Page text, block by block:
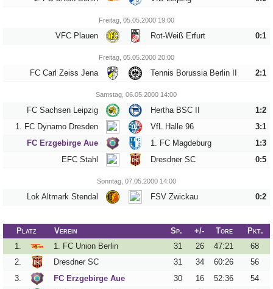
Tippspiel
Away
Bilderarchiv
Aue-
Fanfreundschaften
Downloads
Vereinsdaten
Freitag, 05.05.2000 19:00
VFC Plauen Rot-Weiß Erfurt 0:1
Freitag, 05.05.2000 20:00
FC Carl Zeiss Jena Tennis Borussia Berlin II 2:1
Samstag, 06.05.2000 14:00
FC Sachsen Leipzig Hertha BSC II
1:2
1. FC Dynamo Dresden
VfL Halle 96
3:1
FC Erzgebirge Aue
1. FC Magdeburg
1:3
EFC Stahl
Dresdner SC 0:5
Sonntag, 07.05.2000 14:00
Lok Altmark Stendal FSV Zwickau 0:2
Platz Verein Sp. +/- Tore
Pkt.
1.
1. FC Union Berlin 31 26 47:21
68
2.
Dresdner SC 31 34 60:26
56
3.
FC Erzgebirge Aue 30 16 52:36
54